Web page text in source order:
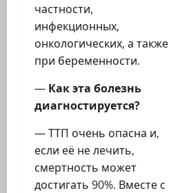
частности,
инфекционных,
онкологических, а также
при беременности.
— Как эта болезнь
диагностируется?
— ТТП очень опасна и,
если её не лечить,
смертность может
достигать 90%. Вместе с